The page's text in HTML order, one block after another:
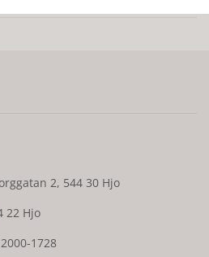
2, 544 30 Hjo
22 Hjo
1728